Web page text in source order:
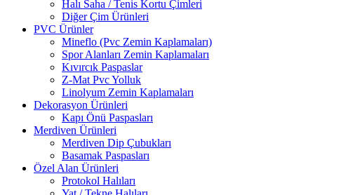
Halı Saha / Tenis Kortu Çimleri
Diğer Çim Ürünleri
PVC Ürünler
Mineflo (Pvc Zemin Kaplamaları)
Spor Alanları Zemin Kaplamaları
Kıvırcık Paspaslar
Z-Mat Pvc Yolluk
Linolyum Zemin Kaplamaları
Dekorasyon Ürünleri
Kapı Önü Paspasları
Merdiven Ürünleri
Merdiven Dip Çubukları
Basamak Paspasları
Özel Alan Ürünleri
Protokol Halıları